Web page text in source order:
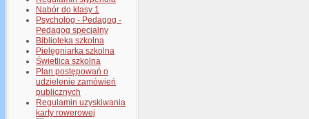
Nabór do klasy 1
Psycholog - Pedagog -
Pedagog specjalny
Biblioteka szkolna
Pielęgniarka szkolna
Świetlica szkolna
Plan postępowań o
udzielenie zamówień
publicznych
Regulamin uzyskiwania
karty rowerowej